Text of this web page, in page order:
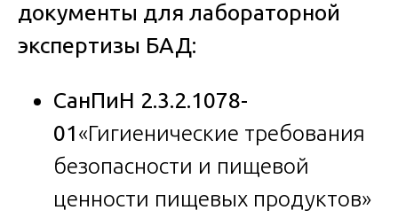
документы для лабораторной
экспертизы БАД:
СанПиН 2.3.2.1078-
01«Гигиенические требования
безопасности и пищевой
ценности пищевых продуктов»